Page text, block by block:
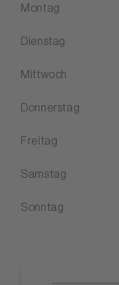
Montag
Dienstag
Mittwoch
Donnerstag
Freitag
Samstag
Sonntag